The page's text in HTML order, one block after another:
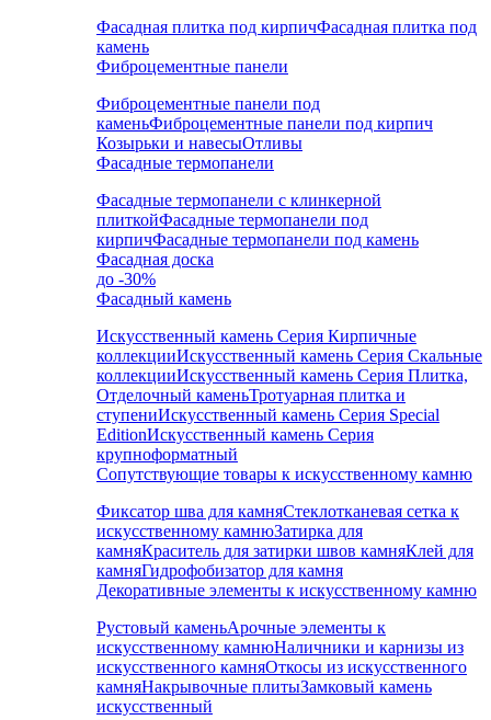
Фасадная плитка под кирпичФасадная плитка под
камень
Фиброцементные панели
Фиброцементные панели под
каменьФиброцементные панели под кирпич
Козырьки и навесыОтливы
Фасадные термопанели
Фасадные термопанели с клинкерной
плиткойФасадные термопанели под
кирпичФасадные термопанели под камень
Фасадная доска
до -30%
Фасадный камень
Искусственный камень Серия Кирпичные
коллекцииИскусственный камень Серия Скальные
коллекцииИскусственный камень Серия Плитка,
Отделочный каменьТротуарная плитка и
ступениИскусственный камень Серия Special
EditionИскусственный камень Серия
крупноформатный
Сопутствующие товары к искусственному камню
Фиксатор шва для камняСтеклотканевая сетка к
искусственному камнюЗатирка для
камняКраситель для затирки швов камняКлей для
камняГидрофобизатор для камня
Декоративные элементы к искусственному камню
Рустовый каменьАрочные элементы к
искусственному камнюНаличники и карнизы из
искусственного камняОткосы из искусственного
камняНакрывочные плитыЗамковый камень
искусственный